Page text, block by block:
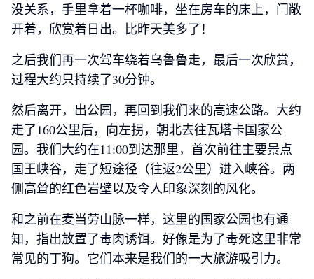
没关系，手里拿着一杯咖啡，坐在房车的床上，门敞
开着，欣赏着日出。比昨天美多了！
之后我们再一次驾车绕着乌鲁鲁走，最后一次欣赏，
过程大约只持续了30分钟。
然后离开，出公园，再回到我们来的高速公路。大约
走了160公里后，向左拐，朝北去往瓦塔卡国家公
园。我们大约在11:00到达那里，首次前往主要景点
国王峡谷，走了短途径（往返2公里）进入峡谷。两
侧高耸的红色岩壁以及令人印象深刻的风化。
和之前在麦当劳山脉一样，这里的国家公园也有通
知，指出放置了毒肉诱饵。好像是为了毒死这里非常
常见的丁狗。它们本来是我们的一大旅游吸引力。